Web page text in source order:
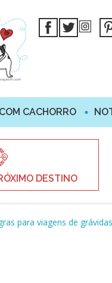
CACHORRO
DESTINO
para viagens de